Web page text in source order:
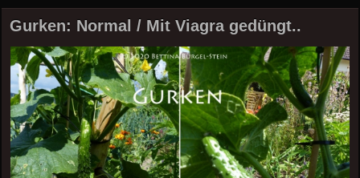
Gurken: Normal / Mit Viagra gedüngt..